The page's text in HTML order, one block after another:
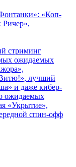
«Коп-
Ричер»,
стриминг
ожидаемых
лучший
и даже кибер-
ожидаемых
«Укрытие»,
спин-офф